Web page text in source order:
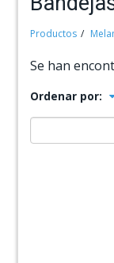
Productos
Se han
Ordenar por: